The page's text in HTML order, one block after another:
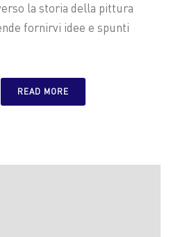
la storia della pittura
fornirvi idee e spunti
READ MORE